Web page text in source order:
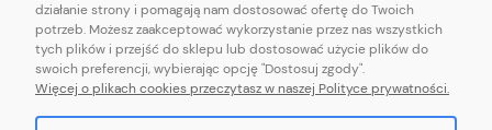
E-mail:pl101sukienek@gmail.com
101sukienek.pl
ul. Piotrkowska 317/11, Łódź 93-035, woj. łódzkie
działanie strony i pomagają nam dostosować ofertę do Twoich
potrzeb. Możesz zaakceptować wykorzystanie przez nas wszystkich
tych plików i przejść do sklepu lub dostosować użycie plików do
swoich preferencji, wybierając opcję "Dostosuj zgody".
Więcej o plikach cookies przeczytasz w naszej Polityce prywatności.